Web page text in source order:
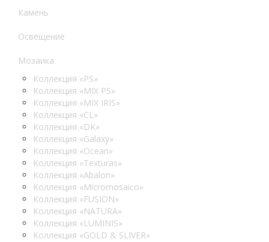
Камень
Освещение
Мозаика
Коллекция «PS»
Коллекция «MIX PS»
Коллекция «MIX IRIS»
Коллекция «CL»
Коллекция «DK»
Коллекция «Galaxy»
Коллекция «Ocean»
Коллекция «Texturas»
Коллекция «Abalon»
Коллекция «Micromosaico»
Коллекция «FUSION»
Коллекция «NATURA»
Коллекция «LUMINIS»
Коллекция «GOLD & SLIVER»